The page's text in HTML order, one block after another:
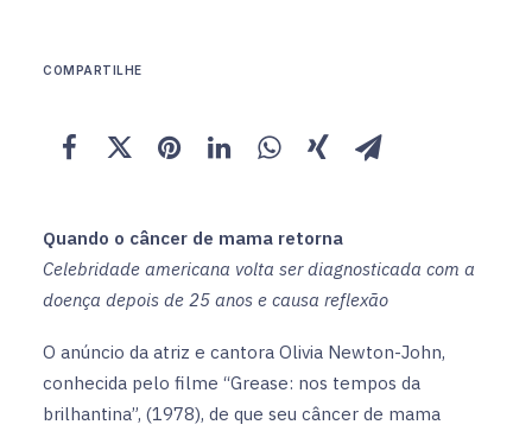
COMPARTILHE
Quando o câncer de mama retorna
Celebridade americana volta ser diagnosticada com a
doença depois de 25 anos e causa reflexão
O anúncio da atriz e cantora Olivia Newton-John,
conhecida pelo filme “Grease: nos tempos da
brilhantina”, (1978), de que seu câncer de mama